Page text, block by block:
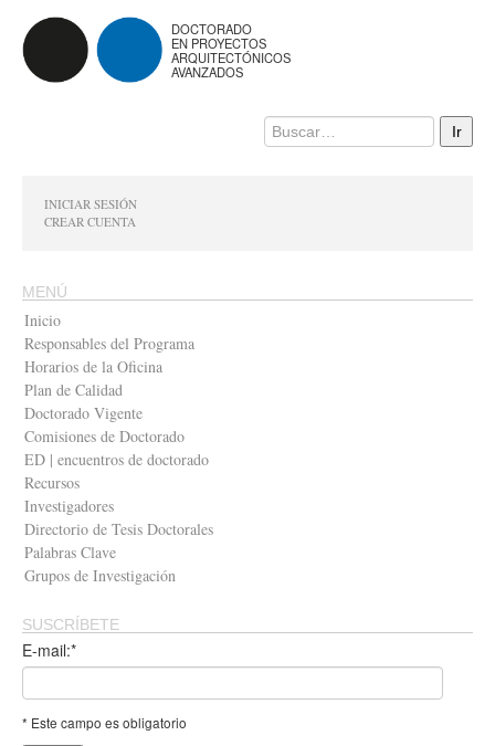
DOCTORADO
EN PROYECTOS
ARQUITECTÓNICOS
AVANZADOS
INICIAR SESIÓN
CREAR CUENTA
MENÚ
Inicio
Responsables del Programa
Horarios de la Oficina
Plan de Calidad
Doctorado Vigente
Comisiones de Doctorado
ED | encuentros de doctorado
Recursos
Investigadores
Directorio de Tesis Doctorales
Palabras Clave
Grupos de Investigación
SUSCRÍBETE
E-mail:*
* Este campo es obligatorio